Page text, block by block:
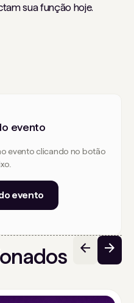
sua função hoje.
evento
evento clicando no botão
evento